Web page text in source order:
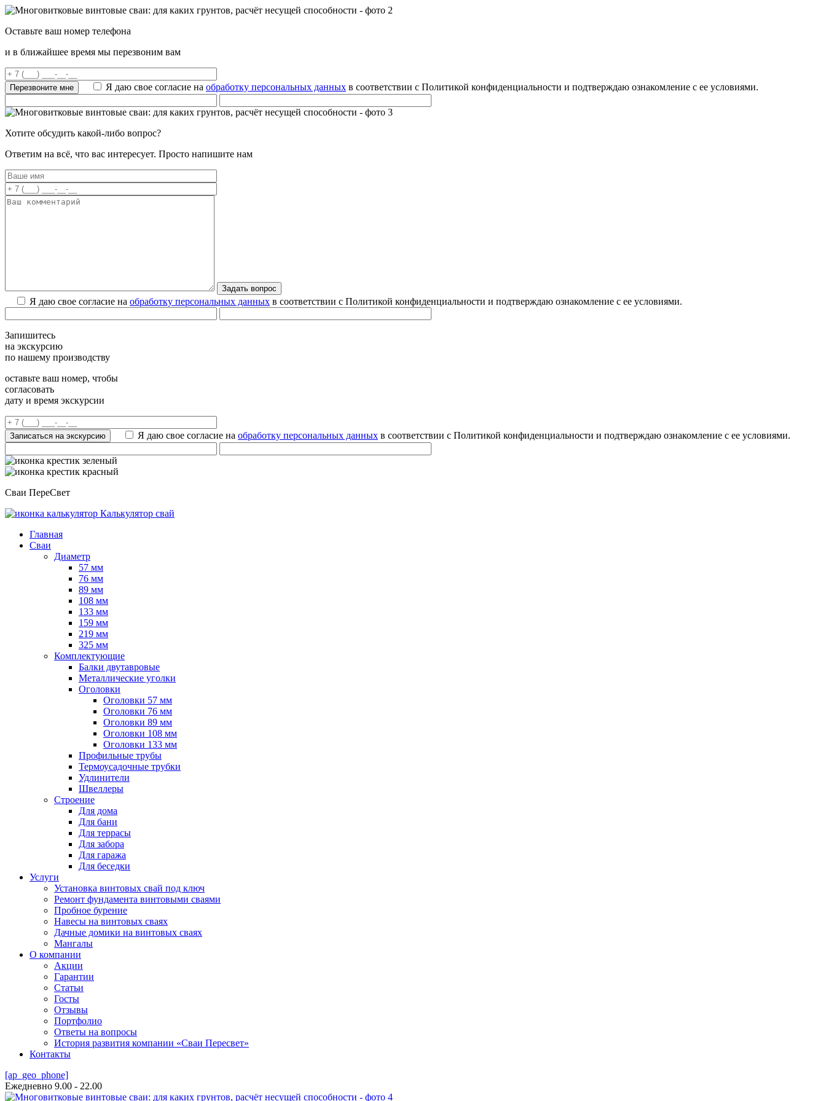
Оставьте ваш номер телефона
и в ближайшее время мы перезвоним вам
Я даю свое согласие на обработку персональных данных в соответствии с Политикой конфиденциальности и подтверждаю ознакомление с ее условиями.
Хотите обсудить какой-либо вопрос?
Ответим на всё, что вас интересует. Просто напишите нам
Я даю свое согласие на обработку персональных данных в соответствии с Политикой конфиденциальности и подтверждаю ознакомление с ее условиями.
Запишитесь
на экскурсию
по нашему производству
оставьте ваш номер, чтобы
согласовать
дату и время экскурсии
Я даю свое согласие на обработку персональных данных в соответствии с Политикой конфиденциальности и подтверждаю ознакомление с ее условиями.
Сваи ПереСвет
Калькулятор свай
Главная
Сваи
Диаметр
57 мм
76 мм
89 мм
108 мм
133 мм
159 мм
219 мм
325 мм
Комплектующие
Балки двутавровые
Металлические уголки
Оголовки
Оголовки 57 мм
Оголовки 76 мм
Оголовки 89 мм
Оголовки 108 мм
Оголовки 133 мм
Профильные трубы
Термоусадочные трубки
Удлинители
Швеллеры
Строение
Для дома
Для бани
Для террасы
Для забора
Для гаража
Для беседки
Услуги
Установка винтовых свай под ключ
Ремонт фундамента винтовыми сваями
Пробное бурение
Навесы на винтовых сваях
Дачные домики на винтовых сваях
Мангалы
О компании
Акции
Гарантии
Статьи
Госты
Отзывы
Портфолио
Ответы на вопросы
История развития компании «Сваи Пересвет»
Контакты
[ap_geo_phone]
Ежедневно 9.00 - 22.00